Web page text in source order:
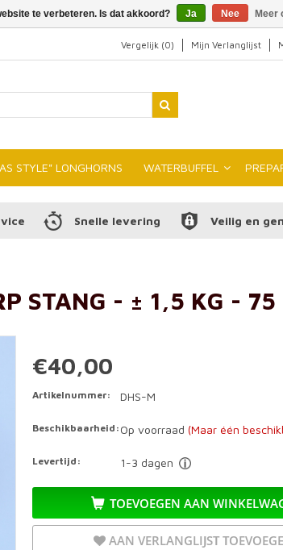
Vergelijk (0) Mijn Verlanglijst
STYLE" LONGHORNS WATERBUFFEL
Snelle levering Veilig en
STANG - ± 1,5 KG - 75
€40,00
Artikelnummer: DHS-M
Beschikbaarheid: Op voorraad (Maar één
Levertijd: 1-3 dagen
TOEVOEGEN AAN
AAN VERLANGLIJST
te verbeteren. Is dat akkoord? Ja Nee Meer